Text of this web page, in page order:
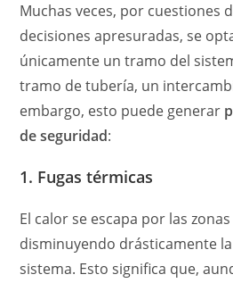
Muchas veces, por cuestiones
decisiones apresuradas, se
únicamente un tramo del
tramo de tubería, un
embargo, esto puede generar
de seguridad:
1. Fugas térmicas
El calor se escapa por las
disminuyendo drásticamente
sistema. Esto significa que,